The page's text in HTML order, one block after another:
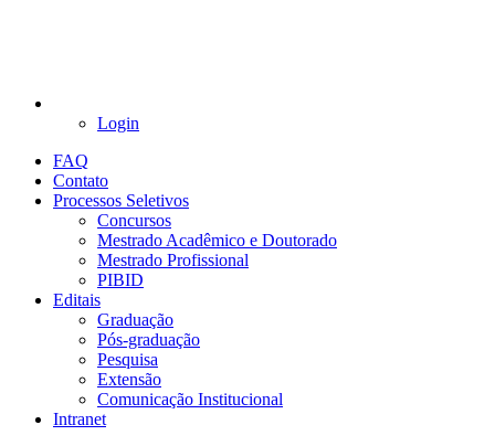
Login
FAQ
Contato
Processos Seletivos
Concursos
Mestrado Acadêmico e Doutorado
Mestrado Profissional
PIBID
Editais
Graduação
Pós-graduação
Pesquisa
Extensão
Comunicação Institucional
Intranet